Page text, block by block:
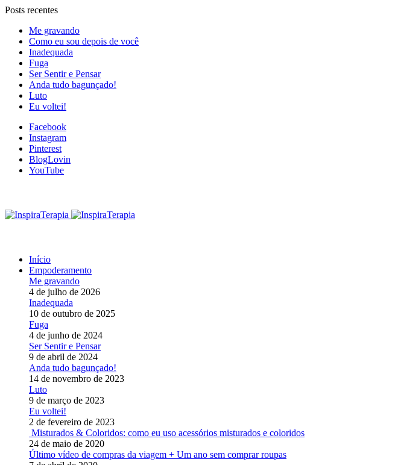
Posts recentes
Me gravando
Como eu sou depois de você
Inadequada
Fuga
Ser Sentir e Pensar
Anda tudo bagunçado!
Luto
Eu voltei!
Facebook
Instagram
Pinterest
BlogLovin
YouTube
Início
Empoderamento
Me gravando
4 de julho de 2026
Inadequada
10 de outubro de 2025
Fuga
4 de junho de 2024
Ser Sentir e Pensar
9 de abril de 2024
Anda tudo bagunçado!
14 de novembro de 2023
Luto
9 de março de 2023
Eu voltei!
2 de fevereiro de 2023
Misturados & Coloridos: como eu uso acessórios misturados e coloridos
24 de maio de 2020
Último vídeo de compras da viagem + Um ano sem comprar roupas